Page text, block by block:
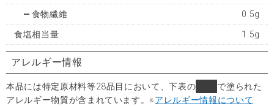
食物繊維 0.5g
食塩相当量 1.5g
アレルギー情報
本品には特定原材料等28品目において、下表の
で塗られた
アレルギー物質が含まれています。※アレルギー情報について